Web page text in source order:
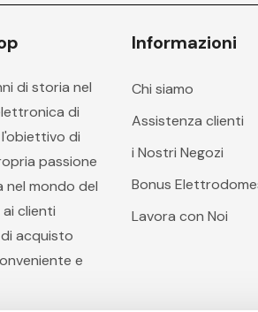
di storia nel
di
di
passione
nel mondo del
clienti
acquisto
e
Informazioni
Chi siamo
Assistenza clienti
i Nostri Negozi
Bonus
Lavora con Noi